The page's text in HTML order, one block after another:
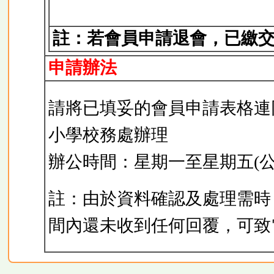
註：若會員申請退會，已繳
申請辦法
請將已填妥的會員申請表格
小學校務處辦理
辦公時間：星期一至星期五(
註：由於資料確認及處理需
間內還未收到任何回覆，可